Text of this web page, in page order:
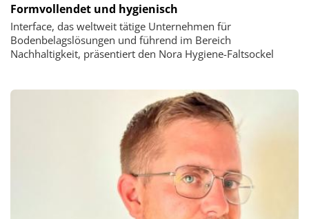
Formvollendet und hygienisch
Interface, das weltweit tätige Unternehmen für
Bodenbelagslösungen und führend im Bereich
Nachhaltigkeit, präsentiert den Nora Hygiene-Faltsockel